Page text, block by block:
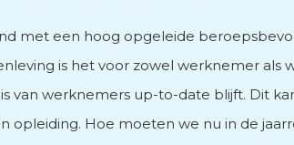
met een hoog opgeleide
is het voor zowel werknemer als
van werknemers up-to-date blijft. Dit
opleiding. Hoe moeten we nu in de